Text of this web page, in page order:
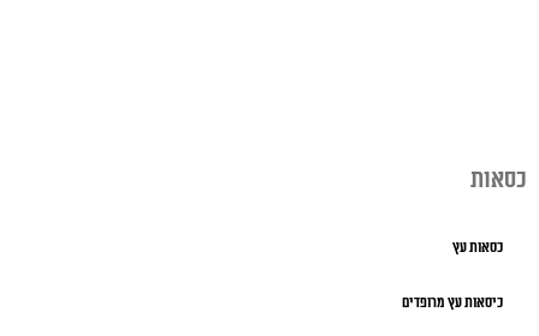
כסאות
כסאות עץ
כיסאות עץ מרופדים